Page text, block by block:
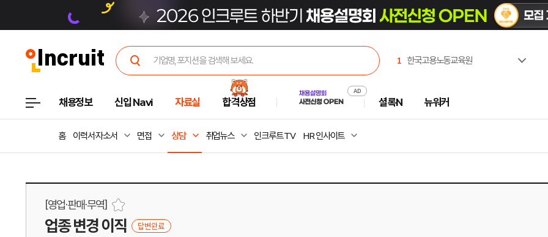
1 한국고용노동교육원
4
한국수력원자력(주)
5 애경케미칼
채용정보 신입 Navi 자료실 합격상점 셜록N 뉴워커
홈 이력서·자소서 면접 상담 취업뉴스 인크루트 TV HR 인사이트
[영업·판매·무역]
업종 변경 이직 답변완료